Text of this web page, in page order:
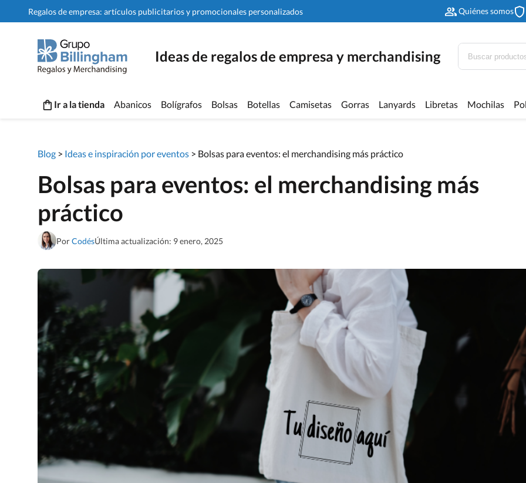
Regalos de empresa: artículos publicitarios y promocionales personalizados Quiénes somos
Ideas de regalos de empresa y merchandising
Ir a la tienda Abanicos Bolígrafos Bolsas Botellas Camisetas Gorras Lanyards Libretas Mochilas
Blog > Ideas e inspiración por eventos > Bolsas para eventos: el merchandising más práctico
Bolsas para eventos: el merchandising más
práctico
PorCodésÚltima actualización: 9 enero, 2025